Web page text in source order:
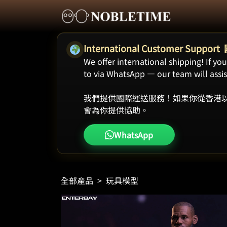
International Customer Support
We offer international shipping! If
to via WhatsApp — our team will
我們提供國際運送服務！如果你從香港
會為你提供協助。
WhatsApp
全部產品 > 玩具模型